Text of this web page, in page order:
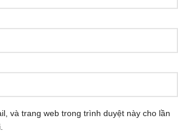
và trang web trong trình duyệt này cho lần